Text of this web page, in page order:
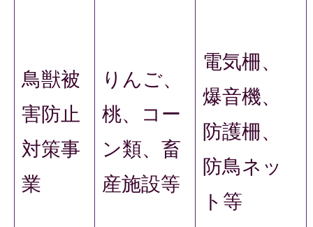
鳥獣被
害防止
対策事
業
りんご、
桃、コー
ン類、畜
産施設等
電気柵、
爆音機、
防護柵、
防鳥ネッ
ト等